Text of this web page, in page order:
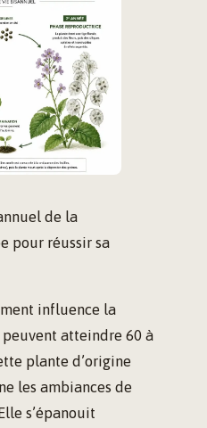
de la
pour réussir sa
influence la
atteindre 60 à
plante d’origine
les ambiances de
s’épanouit